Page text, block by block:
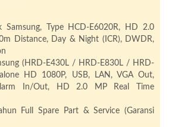
Samsung, Type HCD-E6020R, HD 2.0
Distance, Day & Night (ICR), DWDR,
(HRD-E430L / HRD-E830L / HRD-
HD 1080P, USB, LAN, VGA Out,
In/Out, HD 2.0 MP Real Time
Full Spare Part & Service (Garansi